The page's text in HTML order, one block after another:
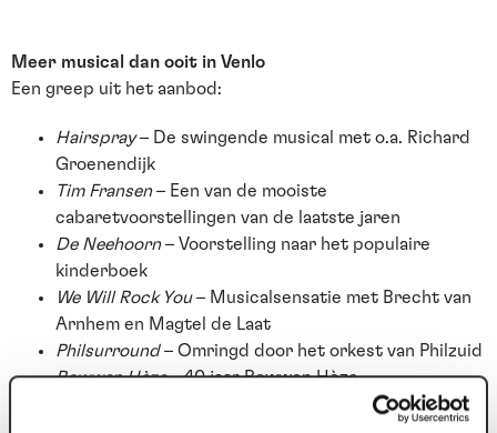
Meer musical dan ooit in Venlo
Een greep uit het aanbod:
Hairspray– De swingende musical met o.a. Richard
Groenendijk
Tim Fransen– Een van de mooiste
cabaretvoorstellingen van de laatste jaren
De Neehoorn– Voorstelling naar het populaire
kinderboek
We Will Rock You– Musicalsensatie met Brecht van
Arnhem en Magtel de Laat
Philsurround– Omringd door het orkest van Philzuid
Rowwen Hèze– 40 jaar Rowwen Hèze
– Over de Venlose heldin Gertruid